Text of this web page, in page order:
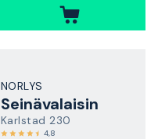
NORLYS
Seinävalaisin
Karlstad 230
4,8